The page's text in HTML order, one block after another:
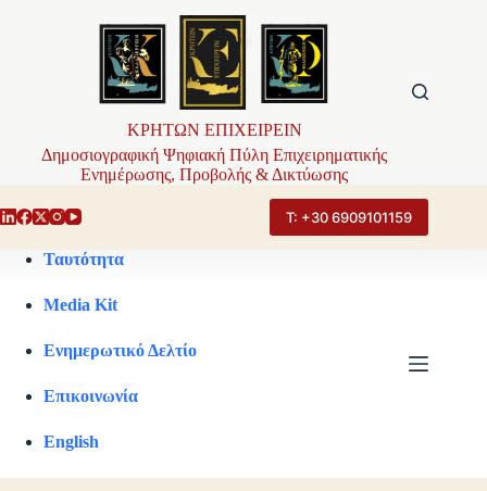
ΚΡΗΤΩΝ ΕΠΙΧΕΙΡΕΙΝ
Δημοσιογραφική Ψηφιακή Πύλη Επιχειρηματικής
Ενημέρωσης, Προβολής & Δικτύωσης
Τ: +30 6909101159
Ταυτότητα
Media Kit
Ενημερωτικό Δελτίο
Επικοινωνία
English